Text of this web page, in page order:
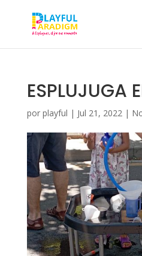
ESPLUJUGA
por playful | Jul 21, 2022|